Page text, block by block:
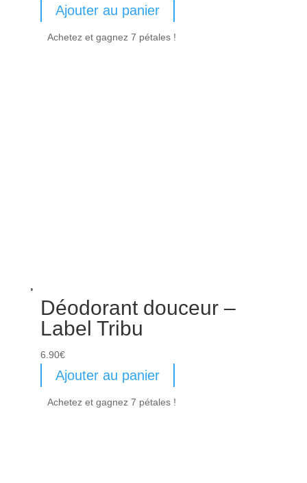
Ajouter au panier
Achetez et gagnez 7 pétales !
Déodorant douceur –
Label Tribu
6.90€
Ajouter au panier
Achetez et gagnez 7 pétales !